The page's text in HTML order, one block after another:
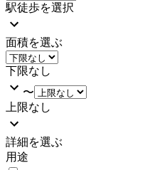
駅徒歩を選択
面積を選ぶ
下限なし
〜
上限なし
詳細を選ぶ
用途